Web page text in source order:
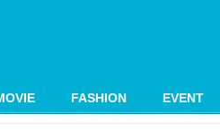
FASHION EVENT